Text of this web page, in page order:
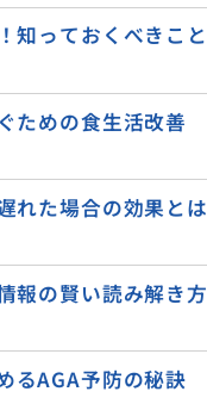
知っておくべきこと
ための食生活改善
れた場合の効果とは
報の賢い読み解き方
るAGA予防の秘訣